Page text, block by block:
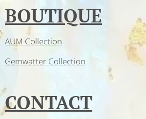
BOUTIQUE
AUM Collection
Gemwatter Collection
CONTACT